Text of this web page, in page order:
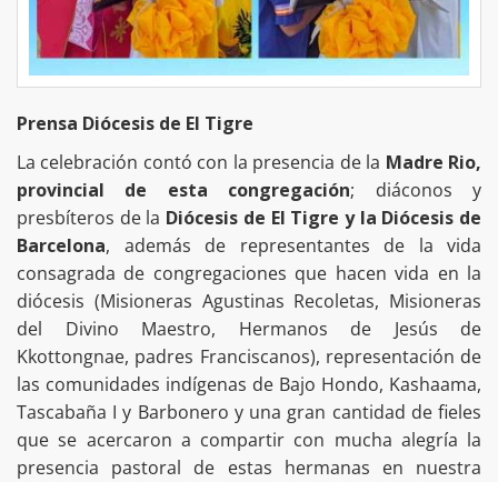
Prensa Diócesis de El Tigre
La celebración contó con la presencia de la Madre Rio,
provincial de esta congregación; diáconos y
presbíteros de la Diócesis de El Tigre y la Diócesis de
Barcelona, además de representantes de la vida
consagrada de congregaciones que hacen vida en la
diócesis (Misioneras Agustinas Recoletas, Misioneras
del Divino Maestro, Hermanos de Jesús de
Kkottongnae, padres Franciscanos), representación de
las comunidades indígenas de Bajo Hondo, Kashaama,
Tascabaña I y Barbonero y una gran cantidad de fieles
que se acercaron a compartir con mucha alegría la
presencia pastoral de estas hermanas en nuestra